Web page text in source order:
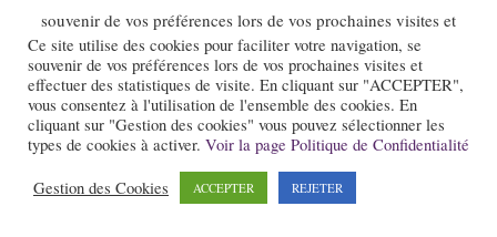
18
AOÛ
Benny Green
Annecy
19
AOÛ
Rusan Filiztek
souvenir de vos préférences lors de vos prochaines visites et
Ce site utilise des cookies pour faciliter votre navigation, se
souvenir de vos préférences lors de vos prochaines visites et
effectuer des statistiques de visite. En cliquant sur "ACCEPTER",
vous consentez à l'utilisation de l'ensemble des cookies. En
cliquant sur "Gestion des cookies" vous pouvez sélectionner les
types de cookies à activer. Voir la page Politique de Confidentialité
Gestion des Cookies ACCEPTER REJETER